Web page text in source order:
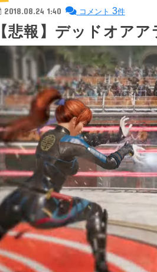
2018.08.24 1:40 コメント 3件
【悲報】デッドオア